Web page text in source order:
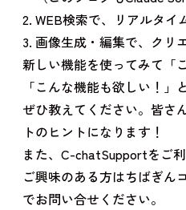
WEB検索で、リアルタイ
画像生成・編集で、クリ
新しい機能を使ってみて「
「こんな機能も欲しい！」
ぜひ教えてください。皆さ
トのヒントになります！
また、C-chatSupportをご
ご興味のある方はちばぎん
でお問い合せください。